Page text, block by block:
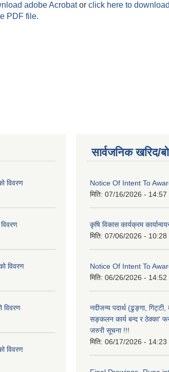
adobe Acrobator click here to
PDF file.
विवरण
विवरण
विवरण
विवरण
सार्वजनिक खरिद/
Notice Of Intent To
मिति: 07/16/2026 - 14:57
कृषि विकास कार्यक्रम
मिति: 07/06/2026 - 10:28
Notice Of Intent To
मिति: 06/26/2026 - 14:52
नदीजन्य पदार्थ (ढुङ्गा,
सङ्कलन कार्य बन्द र ठेक्का'
जरुरी सूचना !!!
मिति: 06/17/2026 - 14:23